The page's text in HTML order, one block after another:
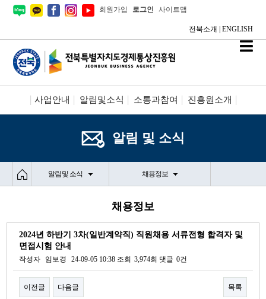
회원가입 로그인 사이트맵
전북소개 ENGLISH
사업안내 알림및소식 소통과참여 진흥원소개
알림 및 소식
알림 및 소식 채용정보
채용정보
2024년 하반기 3차(일반계약직) 직원채용 서류전형 합격자 및
면접시험 안내
작성자 임보경 24-09-05 10:38 조회 3,974회 댓글 0건
이전글 다음글 목록